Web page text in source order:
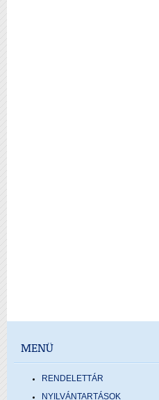
MENÜ
RENDELETTÁR
NYILVÁNTARTÁSOK